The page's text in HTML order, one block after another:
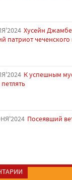
Хусейн
патриот
К успешным
Посеявший